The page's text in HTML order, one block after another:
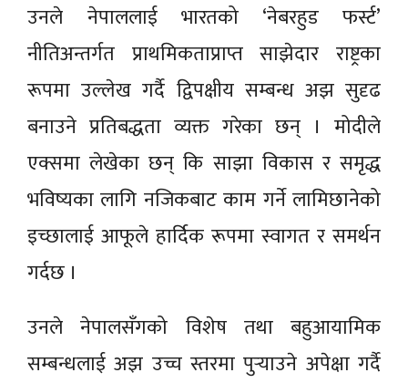
उनले नेपाललाई भारतको ‘नेबरहुड फर्स्ट’
नीतिअन्तर्गत प्राथमिकताप्राप्त साझेदार राष्ट्रका
रूपमा उल्लेख गर्दै द्विपक्षीय सम्बन्ध अझ सुदृढ
बनाउने प्रतिबद्धता व्यक्त गरेका छन् । मोदीले
एक्समा लेखेका छन् कि साझा विकास र समृद्ध
भविष्यका लागि नजिकबाट काम गर्ने लामिछानेको
इच्छालाई आफूले हार्दिक रूपमा स्वागत र समर्थन
गर्दछ ।
उनले नेपालसँगको विशेष तथा बहुआयामिक
सम्बन्धलाई अझ उच्च स्तरमा पुर्‍याउने अपेक्षा गर्दै